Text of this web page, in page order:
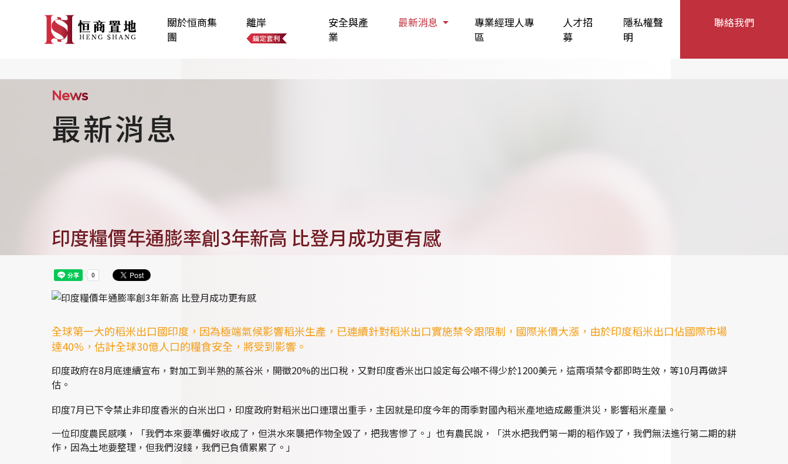
關於恒商集
團
離岸
安全與產
業
最新消息
專業經理人專
區
人才招
募
隱私權聲
明
聯絡我們
News
最新消息
印度糧價年通膨率創3年新高 比登月成功更有感
全球第一大的稻米出口國印度，因為極端氣候影響稻米生產，已連續針對稻米出口實施禁令跟限制，國際米價大漲，由於印度稻米出口佔國際市場
達40%，估計全球30億人口的糧食安全，將受到影響。
印度政府在8月底連續宣布，對加工到半熟的蒸谷米，開徵20%的出口稅，又對印度香米出口設定每公噸不得少於1200美元，這兩項禁令都即時生效，等10月再做評
估。
印度7月已下令禁止非印度香米的白米出口，印度政府對稻米出口連環出重手，主因就是印度今年的雨季對國內稻米產地造成嚴重洪災，影響稻米產量。
一位印度農民感嘆，「我們本來要準備好收成了，但洪水來襲把作物全毀了，把我害慘了。」也有農民說，「洪水把我們第一期的稻作毀了，我們無法進行第二期的耕
作，因為土地要整理，但我們沒錢，我們已負債累累了。」